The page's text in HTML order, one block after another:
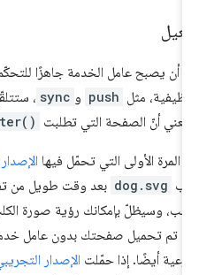
أن يصبح عامل الخدمة جاهزًا للتحكّم في
مثل push و sync ،
يعني أنّ الصفحة التي تطلبت
المرة الأولى التي تحمّل فيهاالإصدار
dog.svg بعد وقت طويل من تفعيل
وسيظلّ بإمكانك رؤية صورة الكلب.
تم تحميل صفحتك بدون عامل خدمة،
أيضًا. إذا حمّلتالإصدار التجريبي